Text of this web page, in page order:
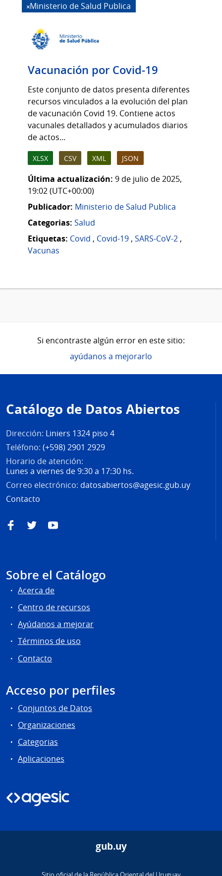
Ministerio de Salud Publica
Vacunación por Covid-19
Este conjunto de datos presenta diferentes
recursos vinculados a la evolución del plan
de vacunación Covid 19. Contiene actos
vacunales detallados y acumulados diarios
de actos...
XLSX CSV XML JSON
Última actualización: 9 de julio de 2025,
19:02 (UTC+00:00)
Publicador: Ministerio de Salud Publica
Categorias: Salud
Etiquetas: Covid , Covid-19 , SARS-CoV-2 ,
Vacunas
Si encontraste algún error en este sitio:
ayúdanos a mejorarlo
de
página
Catálogo de Datos Abiertos
Dirección: Liniers 1324 piso 4
Teléfono: (+598) 2901 2929
Horario de atención:
Lunes a viernes de 9:30 a 17:30 hs.
Correo electrónico: datosabiertos@agesic.gub.uy
Contacto
FacebookTwitterYouTube
Sobre el Catálogo
Acerca de
Centro de recursos
Ayúdanos a mejorar
Términos de uso
Contacto
Acceso por perfiles
Conjuntos de Datos
Organizaciones
Categorias
Aplicaciones
gub.uy